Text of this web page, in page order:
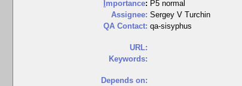
mportance: P5 normal
Assignee: Sergey V Turchin
QA Contact: qa-sisyphus
URL:
Keywords:
Depends on: